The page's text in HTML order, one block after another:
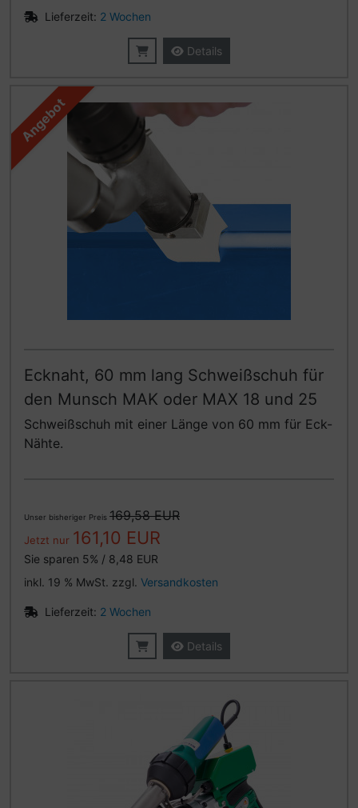
Lieferzeit: 2 Wochen
Details
Angebot
Ecknaht, 60 mm lang Schweißschuh für
den Munsch MAK oder MAX 18 und 25
Schweißschuh mit einer Länge von 60 mm für Eck-
Nähte.
Unser bisheriger Preis 169,58 EUR
Jetzt nur 161,10 EUR
Sie sparen 5% / 8,48 EUR
inkl. 19 % MwSt. zzgl. Versandkosten
Lieferzeit: 2 Wochen
Details